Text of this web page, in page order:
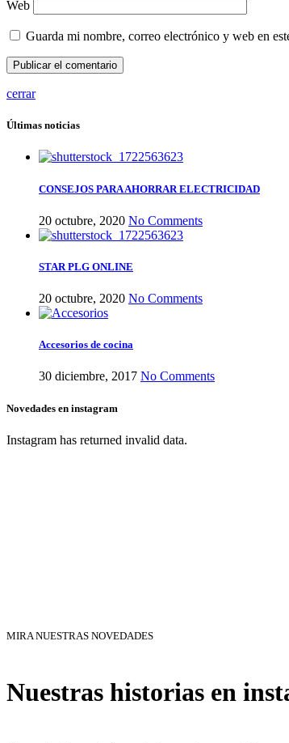
Web
Guarda mi nombre, correo electrónico y web en
cerrar
Últimas noticias
CONSEJOS PARA AHORRAR ELECTRICIDAD
20 octubre, 2020 No Comments
STAR PLG ONLINE
20 octubre, 2020 No Comments
Accesorios de cocina
30 diciembre, 2017 No Comments
Novedades en instagram
Instagram has returned invalid data.
MIRA NUESTRAS NOVEDADES
Nuestras historias en